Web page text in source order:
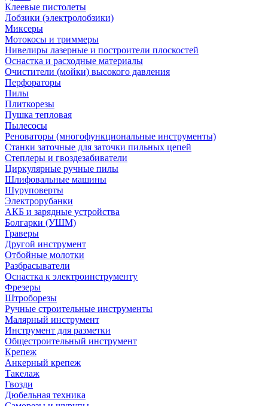
Клеевые пистолеты
Лобзики (электролобзики)
Миксеры
Мотокосы и триммеры
Нивелиры лазерные и построители плоскостей
Оснастка и расходные материалы
Очистители (мойки) высокого давления
Перфораторы
Пилы
Плиткорезы
Пушка тепловая
Пылесосы
Реноваторы (многофункциональные инструменты)
Станки заточные для заточки пильных цепей
Степлеры и гвоздезабиватели
Циркулярные ручные пилы
Шлифовальные машины
Шуруповерты
Электрорубанки
АКБ и зарядные устройства
Болгарки (УШМ)
Граверы
Другой инструмент
Отбойные молотки
Разбрасыватели
Оснастка к электроинструменту
Фрезеры
Штроборезы
Ручные строительные инструменты
Малярный инструмент
Инструмент для разметки
Общестроительный инструмент
Крепеж
Анкерный крепеж
Такелаж
Гвозди
Дюбельная техника